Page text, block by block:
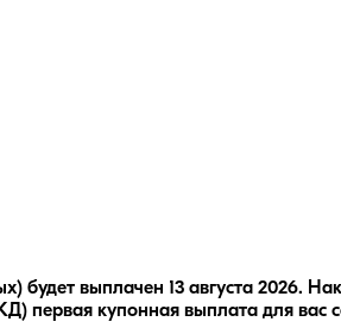
будет выплачен 13 августа 2026.
первая купонная выплата для вас